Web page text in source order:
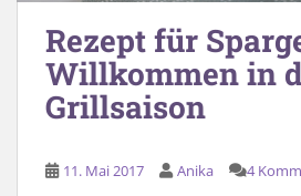
Rezept für
Willkommen in
Grillsaison
11. Mai 2017 Anika 4